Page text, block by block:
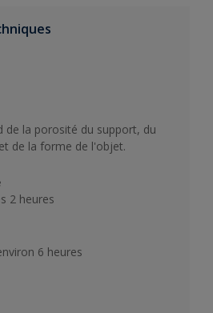
de la porosité du support, du
de la forme de l'objet.
2 heures
6 heures